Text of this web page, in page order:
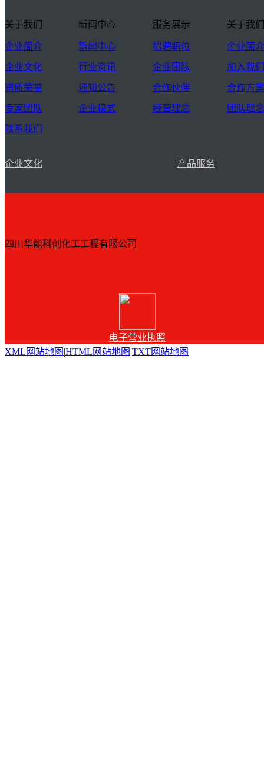
关于我们
企业简介
企业文化
资质荣誉
专家团队
联系我们
新闻中心
新闻中心
行业资讯
通知公告
企业模式
服务展示
招聘职位
企业团队
合作伙伴
经营理念
关于我们
企业简介
加入我们
合作方案
团队理念
企业文化 产品服务
四川华能科创化工工程有限公司
电子营业执照
XML网站地图 |HTML网站地图 |TXT网站地图